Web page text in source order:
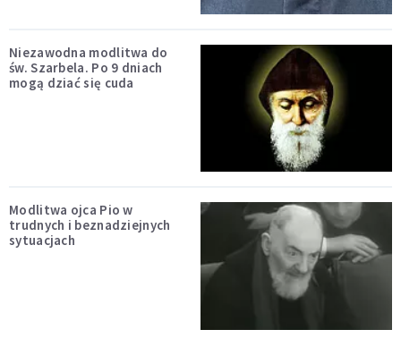
Niezawodna modlitwa do
św. Szarbela. Po 9 dniach
mogą dziać się cuda
Modlitwa ojca Pio w
trudnych i beznadziejnych
sytuacjach